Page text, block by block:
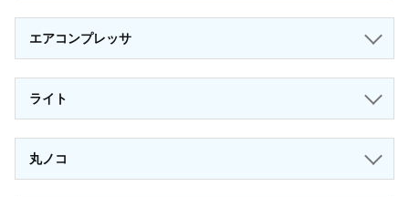
エアコンプレッサ
ライト
丸ノコ